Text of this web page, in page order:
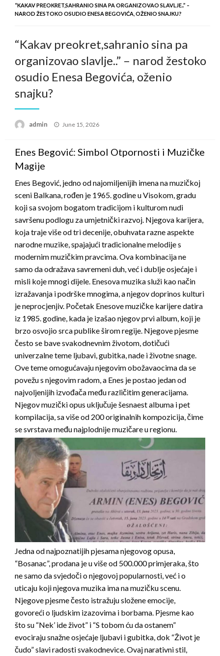
“KAKAV PREOKRET,SAHRANIO SINA PA ORGANIZOVAO SLAVLJE..” –
NAROD ŽESTOKO OSUDIO ENESA BEGOVIĆA, OŽENIO SNAJKU?
“Kakav preokret,sahranio sina pa
organizovao slavlje..” – narod žestoko
osudio Enesa Begovića, oženio
snajku?
admin
Posted
June 15, 2026
Enes Begović: Simbol Otpornosti i Muzičke
Magije
Enes Begović, jedno od najomiljenijih imena na muzičkoj
sceni Balkana, rođen je 1965. godine u Visokom, gradu
koji sa svojom bogatom tradicijom i kulturom nudi
savršenu podlogu za umjetnički razvoj. Njegova karijera,
koja traje više od tri decenije, obuhvata razne aspekte
narodne muzike, spajajući tradicionalne melodije s
modernim muzičkim pravcima. Ova kombinacija ne
samo da odražava savremeni duh, već i dublje osjećaje i
misli koje mnogi dijele. Enesova muzika služi kao način
izražavanja i podrške mnogima, a njegov doprinos kulturi
je neprocjenjiv. Početak Enesove muzičke karijere datira
iz 1985. godine, kada je izašao njegov prvi album, koji je
brzo osvojio srca publike širom regije. Njegove pjesme
često se bave svakodnevnim životom, dotičući
univerzalne teme ljubavi, gubitka, nade i životne snage.
Ove teme omogućavaju njegovim obožavaocima da se
povežu s njegovim radom, a Enes je postao jedan od
najvoljenijih izvođača među različitim generacijama.
Njegov muzički opus uključuje šesnaest albuma i pet
kompilacija, sa više od 200 originalnih kompozicija, čime
se svrstava među najplodnije muzičare u regionu.
Jedna od najpoznatijih pjesama njegovog opusa,
“Bosanac”, prodana je u više od 500.000 primjeraka, što
ne samo da svjedoči o njegovoj popularnosti, već i o
uticaju koji njegova muzika ima na muzičku scenu.
Njegove pjesme često istražuju složene emocije,
govoreći o ljudskim izazovima i borbama. Pjesme kao
što su “Nek’ ide život” i “S tobom ću da ostanem”
evociraju snažne osjećaje ljubavi i gubitka, dok “Život je
čudo” slavi radosti svakodnevice. Ovaj narativni stil,